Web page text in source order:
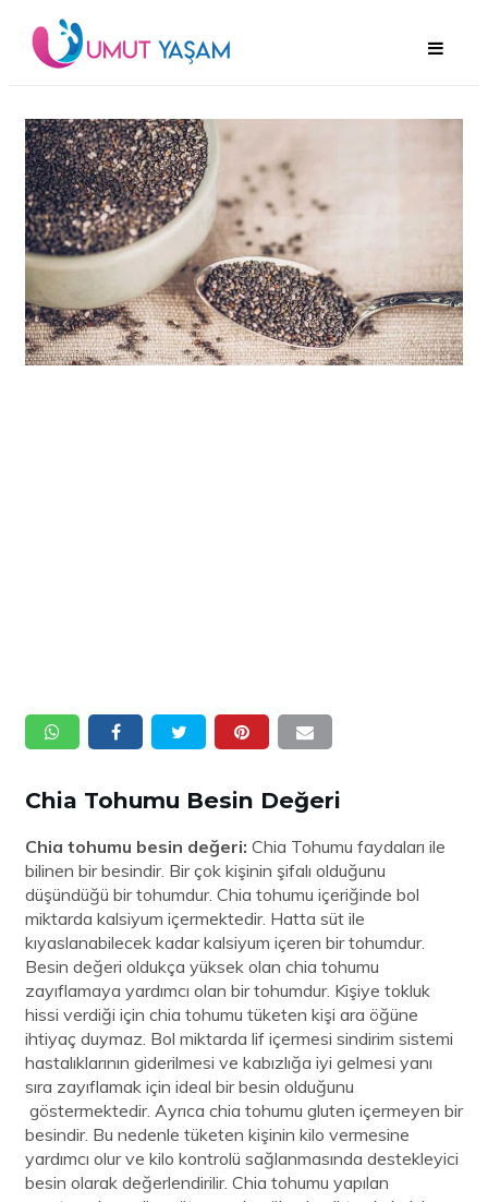
Chia Tohumu Besin Değeri
Chia tohumu besin değeri: Chia Tohumu faydaları ile
bilinen bir besindir. Bir çok kişinin şifalı olduğunu
düşündüğü bir tohumdur. Chia tohumu içeriğinde bol
miktarda kalsiyum içermektedir. Hatta süt ile
kıyaslanabilecek kadar kalsiyum içeren bir tohumdur.
Besin değeri oldukça yüksek olan chia tohumu
zayıflamaya yardımcı olan bir tohumdur. Kişiye tokluk
hissi verdiği için chia tohumu tüketen kişi ara öğüne
ihtiyaç duymaz. Bol miktarda lif içermesi sindirim sistemi
hastalıklarının giderilmesi ve kabızlığa iyi gelmesi yanı
sıra zayıflamak için ideal bir besin olduğunu
göstermektedir. Ayrıca chia tohumu gluten içermeyen bir
besindir. Bu nedenle tüketen kişinin kilo vermesine
yardımcı olur ve kilo kontrolü sağlanmasında destekleyici
besin olarak değerlendirilir. Chia tohumu yapılan